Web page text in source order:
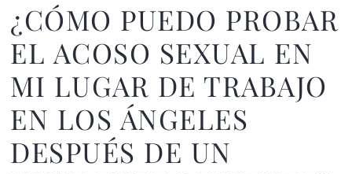
¿CÓMO PUEDO PROBAR
EL ACOSO SEXUAL EN
MI LUGAR DE TRABAJO
EN LOS ÁNGELES
DESPUÉS DE UN